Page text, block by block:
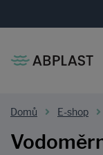
Domů E-shop